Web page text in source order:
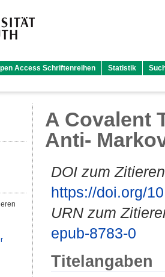
Access Schriftenreihen Statistik
A Covalent
Anti-
DOI zum
https://doi.org/
URN zum
epub-8783-0
Titelangaben